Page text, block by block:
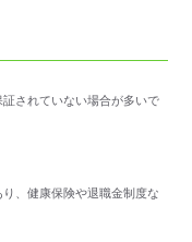
されていない場合が多いで
、健康保険や退職金制度な